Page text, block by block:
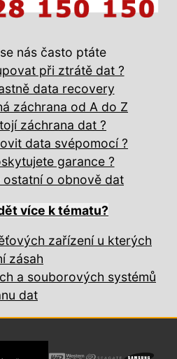
nás často ptáte
při ztrátě dat ?
data recovery
záchrana od A do Z
záchrana dat ?
data svépomocí ?
garance ?
ostatní o obnově dat
více k tématu?
zařízení u kterých
zásah
a souborových systémů
dat